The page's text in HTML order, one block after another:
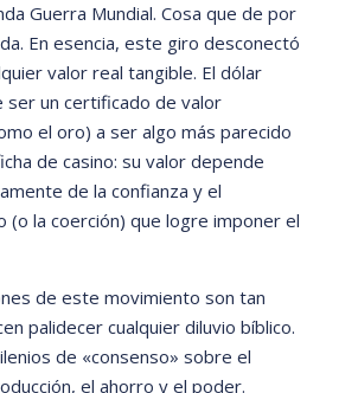
Guerra Mundial. Cosa que de por
En esencia, este giro desconectó
valor real tangible. El dólar
ser un certificado de valor
el oro) a ser algo más parecido
de casino: su valor depende
de la confianza y el
(o la coerción) que logre imponer el
de este movimiento son tan
palidecer cualquier diluvio bíblico.
de «consenso» sobre el
el ahorro y el poder.